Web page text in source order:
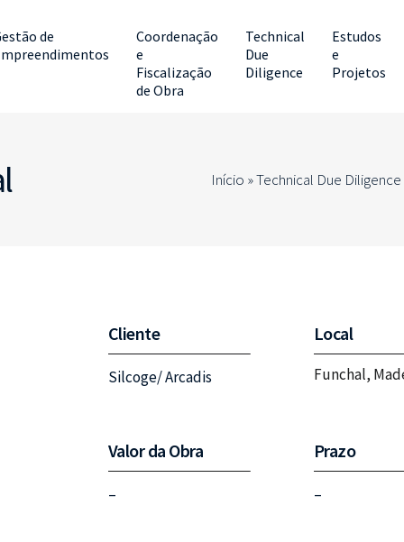
de
Coordenação
e
Fiscalização
de Obra
Technical
Due
Diligence
Estudos
e
Projetos
Início »Technical Due Diligence
Cliente
Silcoge/ Arcadis
Valor da Obra
–
Local
Funchal,
Prazo
–